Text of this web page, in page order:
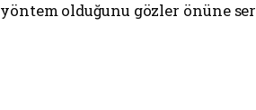
yöntem olduğunu gözler önüne